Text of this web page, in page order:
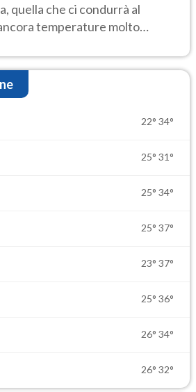
quella che ci condurrà al
temperature molto
22° 34°
25° 31°
25° 34°
25° 37°
23° 37°
25° 36°
26° 34°
26° 32°